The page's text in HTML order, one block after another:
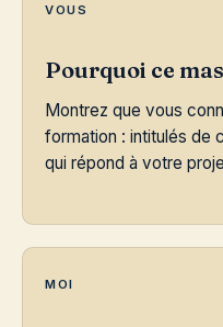
VOUS
Pourquoi ce
Montrez que vous
formation : intitulés de
qui répond à votre
MOI